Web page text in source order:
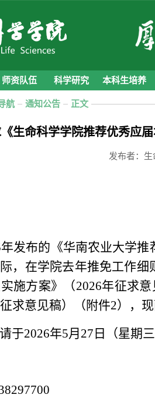
师资队伍 科学研究 本科生培养
航 通知公告 正文
生命科学学院推荐优秀应
发布者：
发布的《华南农业大学推
，在学院去年推免工作
施方案》（2026年征求
求意见稿）（附件2），
于2026年5月 27 日（星期三